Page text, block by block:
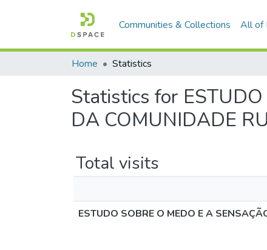
Communities & Collections All of
Home Statistics
Statistics for
DA COMUNIDADE
Total visits
ESTUDO SOBRE O MEDO E A